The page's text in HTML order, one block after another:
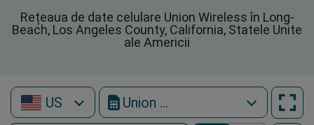
Rețeaua de date celulare Union Wireless în Long-
Beach, Los Angeles County, California, Statele Unite
ale Americii
US Union Wireless